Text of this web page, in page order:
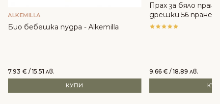
ALKEMILLA
Био бебешка пудра - Alkemilla
7.93 € / 15.51 лв.
КУПИ
Прах за бяло
дрешки 56
9.66 € / 18.89 лв.